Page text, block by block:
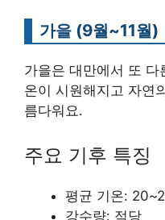
가을 (9월~11월)
가을은 대만에서 또 다
온이 시원해지고 자연
름다워요.
주요 기후 특징
평균 기온:
강수량: 적당